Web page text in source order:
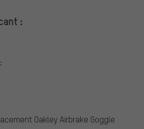
:
Oakley Airbrake Goggle